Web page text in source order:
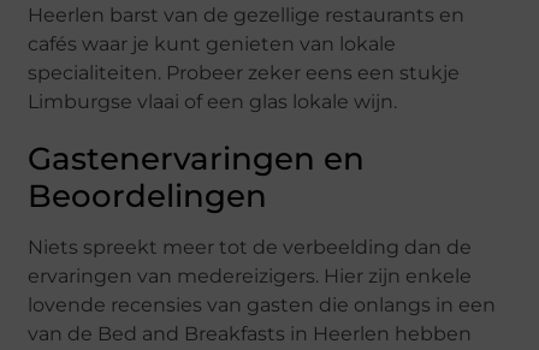
Heerlen barst van de gezellige restaurants en
cafés waar je kunt genieten van lokale
specialiteiten. Probeer zeker eens een stukje
Limburgse vlaai of een glas lokale wijn.
Gastenervaringen en
Beoordelingen
Niets spreekt meer tot de verbeelding dan de
ervaringen van medereizigers. Hier zijn enkele
lovende recensies van gasten die onlangs in een
van de Bed and Breakfasts in Heerlen hebben